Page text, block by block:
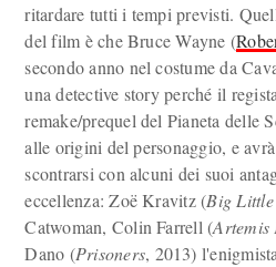
ritardare tutti i tempi previsti.
del film è che Bruce Wayne (
secondo anno nel costume da
una detective story perché il regista
remake/prequel del Pianeta delle
alle origini del personaggio, e
scontrarsi con alcuni dei suoi
eccellenza: Zoë Kravitz (Big
Catwoman, Colin Farrell (Artemis
Dano (Prisoners, 2013)